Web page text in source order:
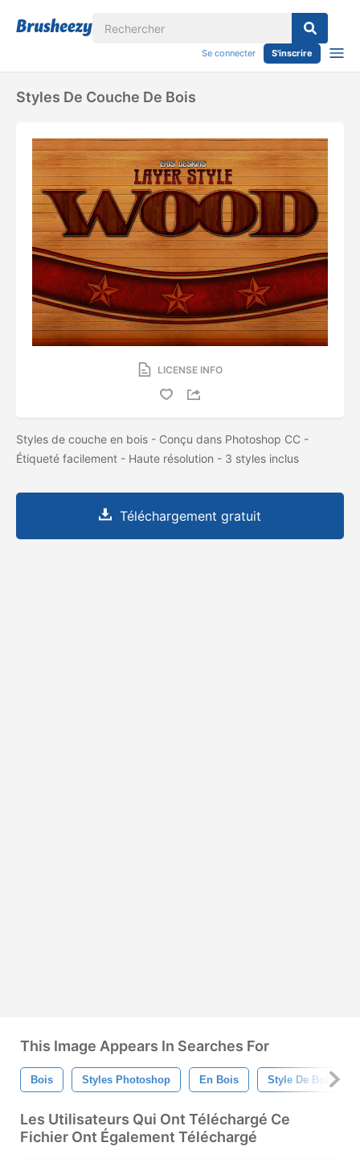
Se connecter S'inscrire
Styles De Couche De Bois
LICENSE INFO
Styles de couche en bois - Conçu dans Photoshop CC -
Étiqueté facilement - Haute résolution - 3 styles inclus
Téléchargement gratuit
This Image Appears In Searches For
Bois Styles Photoshop En Bois Style De Bois
Les Utilisateurs Qui Ont Téléchargé Ce
Fichier Ont Également Téléchargé